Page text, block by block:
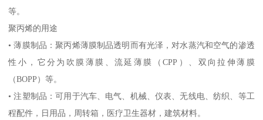
等。
聚丙烯的用途
•薄膜制品：聚丙烯薄膜制品透明而有光泽，对水蒸汽和空气的渗透
性小，它分为吹膜薄膜、流延薄膜（CPP ）、双向拉伸薄膜
（BOPP ）等。
•注塑制品：可用于汽车、电气、机械、仪表、无线电、纺织、等工
程配件，日用品，周转箱，医疗卫生器材，建筑材料。